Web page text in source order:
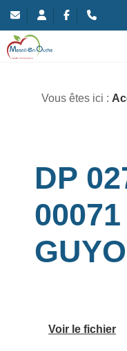
Vous êtes ici :
DP
Voir le fichier